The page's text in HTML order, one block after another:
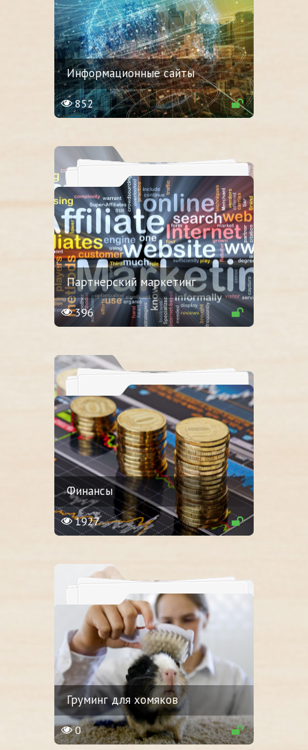
Информационные сайты
852
Партнерский маркетинг
396
Финансы
1927
Груминг для хомяков
0